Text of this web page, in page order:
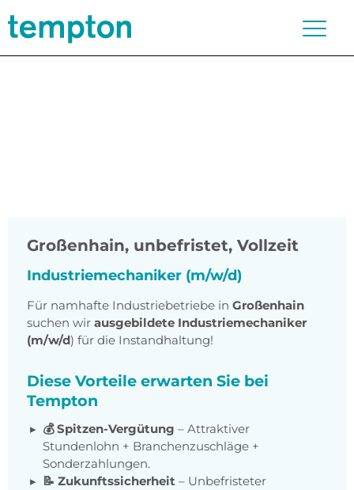
Großenhain, unbefristet, Vollzeit
Industriemechaniker (m/w/d)
Für namhafte Industriebetriebe in Großenhain
suchen wir ausgebildete Industriemechaniker
(m/w/d) für die Instandhaltung!
Diese Vorteile erwarten Sie bei
Tempton
💰 Spitzen-Vergütung – Attraktiver
Stundenlohn + Branchenzuschläge +
Sonderzahlungen.
📝 Zukunftssicherheit – Unbefristeter